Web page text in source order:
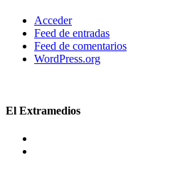
Acceder
Feed de entradas
Feed de comentarios
WordPress.org
El Extramedios